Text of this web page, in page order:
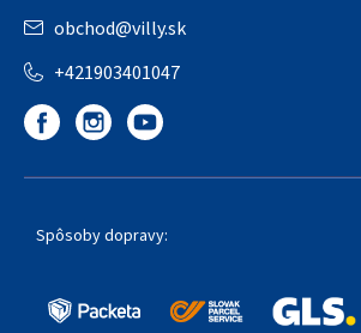
obchod@villy.sk
+421903401047
Spôsoby dopravy: